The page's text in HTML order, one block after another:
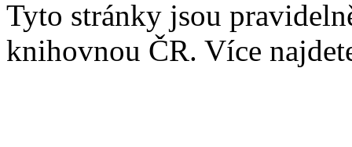
Tyto stránky jsou
knihovnou ČR. Více